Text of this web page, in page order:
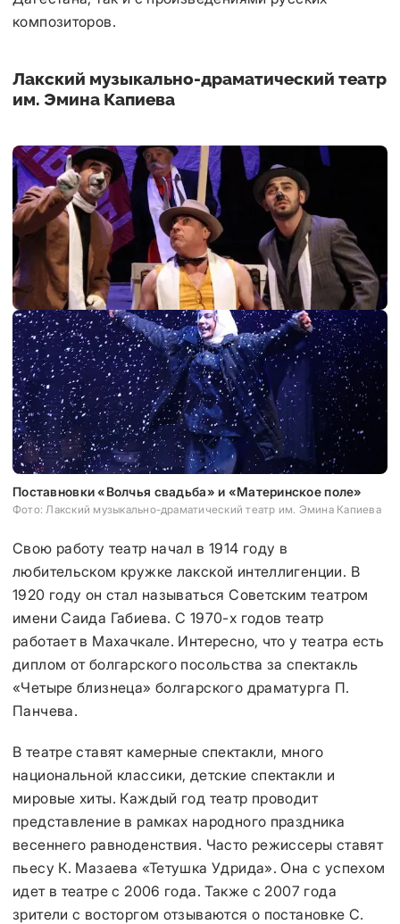
композиторов.
Лакский музыкально-драматический театр
им. Эмина Капиева
Поставновки «Волчья свадьба» и «Материнское поле»
Фото: Лакский музыкально-драматический театр им. Эмина Капиева
Свою работу театр начал в 1914 году в
любительском кружке лакской интеллигенции. В
1920 году он стал называться Советским театром
имени Саида Габиева. С 1970-х годов театр
работает в Махачкале. Интересно, что у театра есть
диплом от болгарского посольства за спектакль
«Четыре близнеца» болгарского драматурга П.
Панчева.
В театре ставят камерные спектакли, много
национальной классики, детские спектакли и
мировые хиты. Каждый год театр проводит
представление в рамках народного праздника
весеннего равноденствия. Часто режиссеры ставят
пьесу К. Мазаева «Тетушка Удрида». Она с успехом
идет в театре с 2006 года. Также с 2007 года
зрители с восторгом отзываются о постановке С.